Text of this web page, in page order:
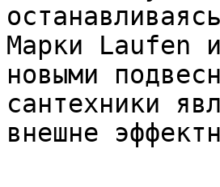
Марки Laufen
новыми
сантехники
внешне